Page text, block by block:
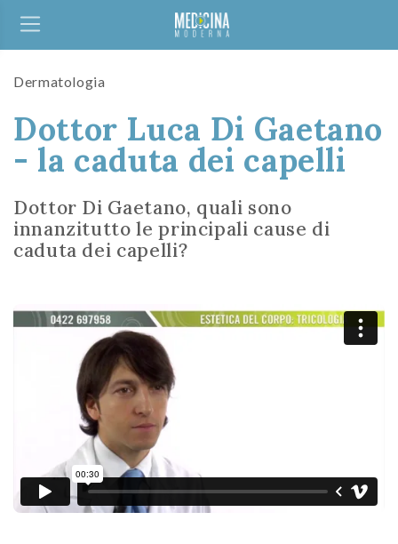
Dermatologia
Dottor Luca Di Gaetano
- la caduta dei capelli
Dottor Di Gaetano, quali sono
innanzitutto le principali cause di
caduta dei capelli?